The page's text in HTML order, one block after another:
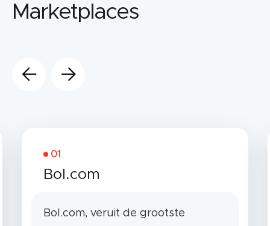
Marketplaces
01
Bol.com
Bol.com, veruit de grootste